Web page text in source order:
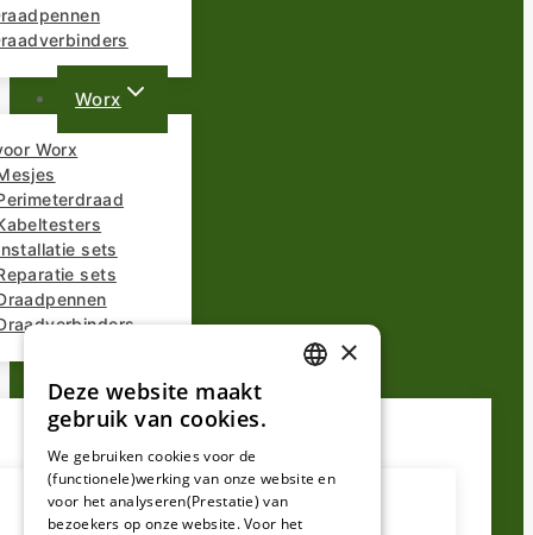
Worx
Worx
sets
sets
Overige Merken
GERMAN
×
Deze website maakt
gebruik van cookies.
We gebruiken cookies voor de
(functionele)werking van onze website en
voor het analyseren(Prestatie) van
bezoekers op onze website. Voor het